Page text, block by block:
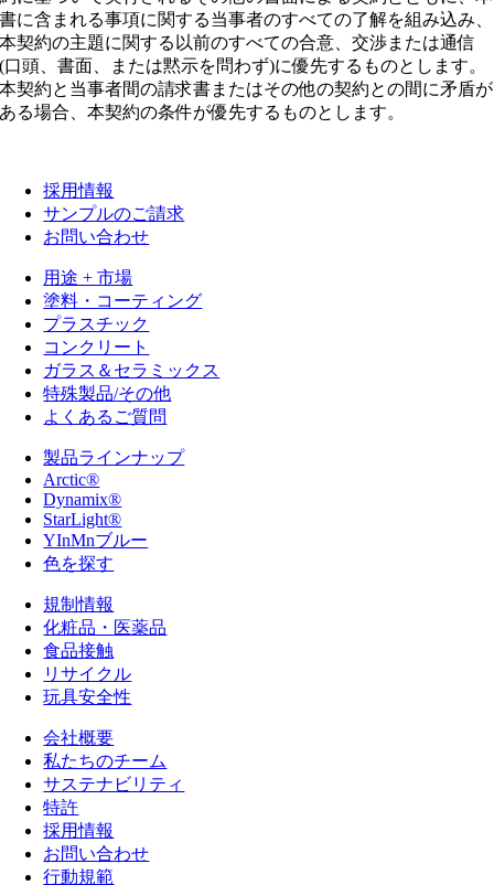
書に含まれる事項に関する当事者のすべての了解を組み込み、
本契約の主題に関する以前のすべての合意、交渉または通信
(口頭、書面、または黙示を問わず)に優先するものとします。
本契約と当事者間の請求書またはその他の契約との間に矛盾が
ある場合、本契約の条件が優先するものとします。
採用情報
サンプルのご請求
お問い合わせ
用途 + 市場
塗料・コーティング
プラスチック
コンクリート
ガラス＆セラミックス
特殊製品/その他
よくあるご質問
製品ラインナップ
Arctic®
Dynamix®
StarLight®
YInMnブルー
色を探す
規制情報
化粧品・医薬品
食品接触
リサイクル
玩具安全性
会社概要
私たちのチーム
サステナビリティ
特許
採用情報
お問い合わせ
行動規範